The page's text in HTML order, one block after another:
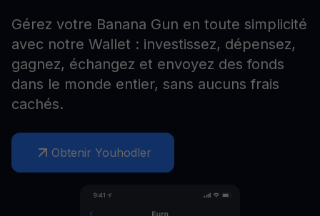
Gérez votre Banana Gun en toute simplicité
avec notre Wallet : investissez, dépensez,
gagnez, échangez et envoyez des fonds
dans le monde entier, sans aucuns frais
cachés.
Obtenir Youhodler